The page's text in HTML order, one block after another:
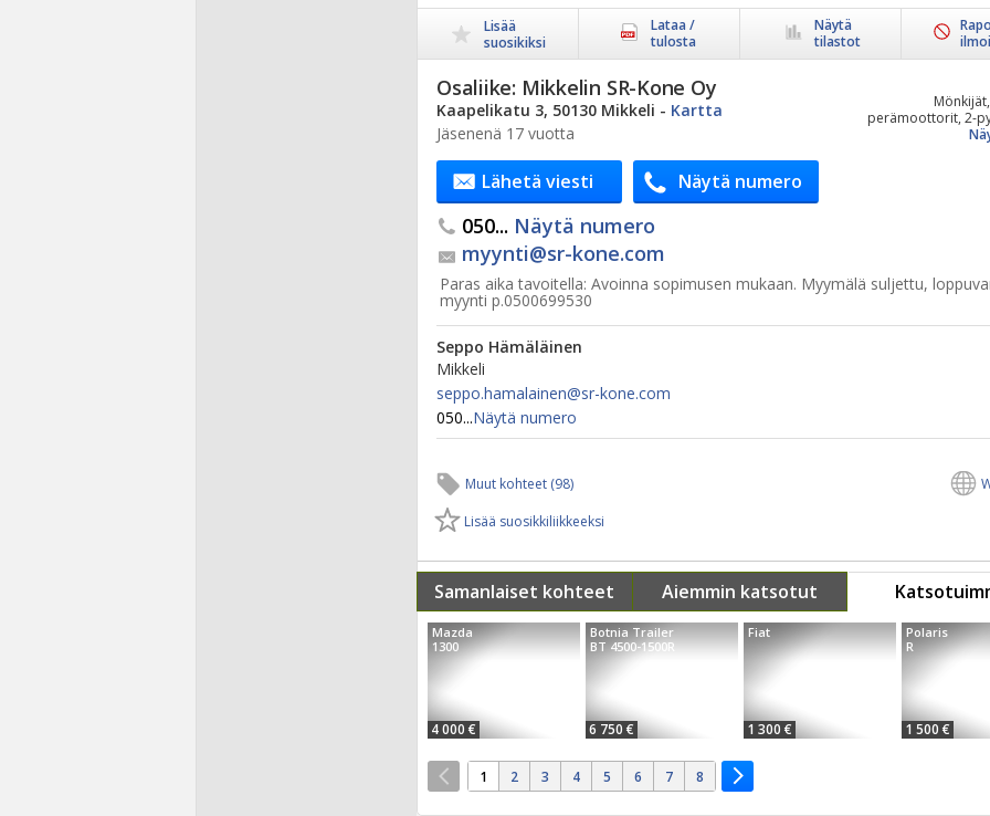
Lisää
suosikiksi
Lataa /
tulosta
Näytä
tilastot
perämoottorit, 2-
Osaliike: Mikkelin SR-Kone Oy
Kaapelikatu 3, 50130 Mikkeli - Kartta
Jäsenenä 17 vuotta
Lähetä viesti Näytä numero
050... Näytä numero
myynti@​sr-kone.com
Paras aika tavoitella: Avoinna sopimusen mukaan. Myymälä suljettu,
myynti p.0500699530
Seppo Hämäläinen
Mikkeli
seppo.hamalainen@​sr-kone.com
050...Näytä numero
Muut kohteet (98)
Lisää suosikkiliikkeeksi
Samanlaiset kohteet Aiemmin katsotut
Mazda
1300
4 000 €
Botnia Trailer
BT 4500-1500R
6 750 €
Fiat
1 300 €
Polaris
R
1 500 €
1 2 3 4 5 6 7 8